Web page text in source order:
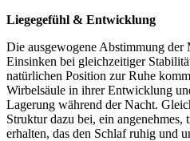
Liegegefühl & Entwicklung
Die ausgewogene Abstimmung der
Einsinken bei gleichzeitiger
natürlichen Position zur Ruhe
Wirbelsäule in ihrer Entwicklung
Lagerung während der Nacht.
Struktur dazu bei, ein angenehmes,
erhalten, das den Schlaf ruhig und